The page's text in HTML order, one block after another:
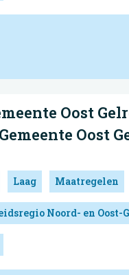
Oost
Oost
Laag Maatregelen
Noord- en Oost-